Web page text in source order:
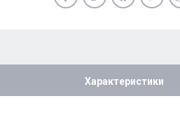
Характеристики